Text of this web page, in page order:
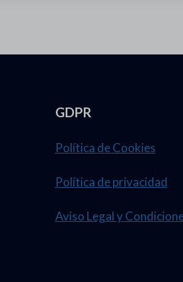
GDPR
Política de Cookies
Política de privacidad
Aviso Legal y